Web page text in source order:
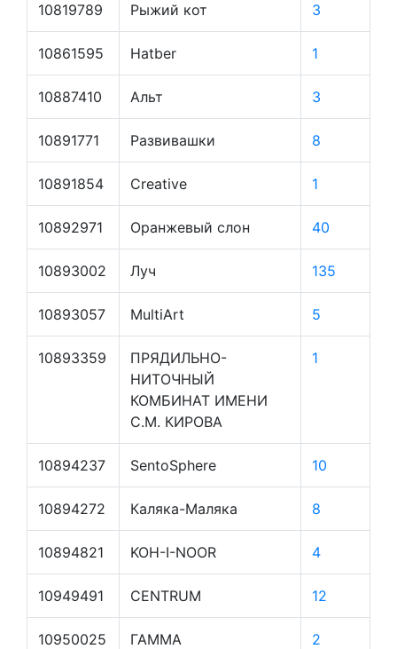
10819789 Рыжий кот 3
10861595 Hatber 1
10887410 Альт 3
10891771 Развивашки 8
10891854 Creative 1
10892971 Оранжевый слон 40
10893002 Луч 135
10893057 MultiArt 5
10893359
ПРЯДИЛЬНО-
НИТОЧНЫЙ
КОМБИНАТ ИМЕНИ
С.М. КИРОВА
1
10894237 SentoSphere 10
10894272 Каляка-Маляка 8
10894821 KOH-I-NOOR 4
10949491 CENTRUM 12
10950025 ГАММА 2